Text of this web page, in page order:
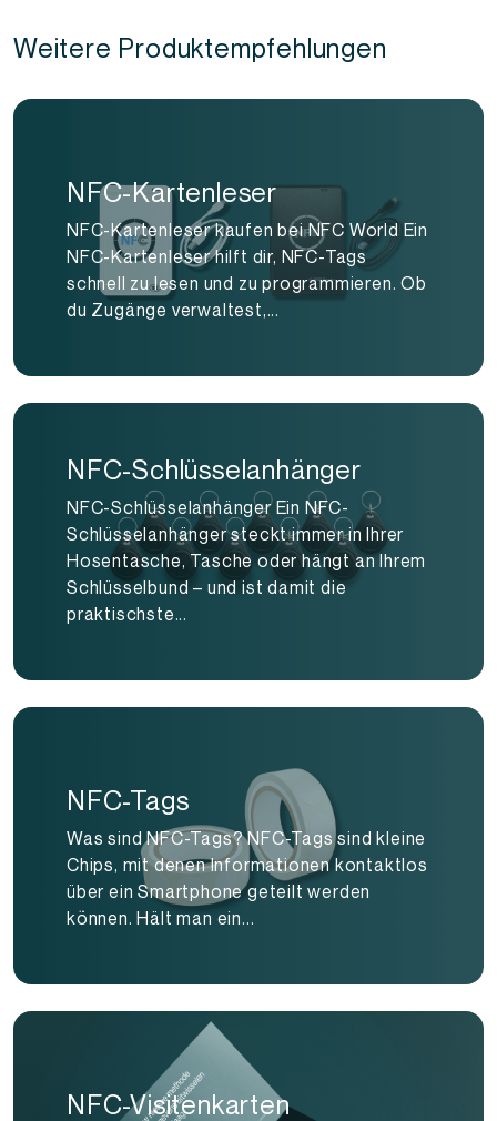
Weitere Produktempfehlungen
NFC-Kartenleser
NFC-Kartenleser kaufen bei NFC World Ein
NFC-Kartenleser hilft dir, NFC-Tags
schnell zu lesen und zu programmieren. Ob
du Zugänge verwaltest,...
NFC-Schlüsselanhänger
NFC-Schlüsselanhänger Ein NFC-
Schlüsselanhänger steckt immer in Ihrer
Hosentasche, Tasche oder hängt an Ihrem
Schlüsselbund – und ist damit die
praktischste...
NFC-Tags
Was sind NFC-Tags? NFC-Tags sind kleine
Chips, mit denen Informationen kontaktlos
über ein Smartphone geteilt werden
können. Hält man ein...
NFC-Visitenkarten